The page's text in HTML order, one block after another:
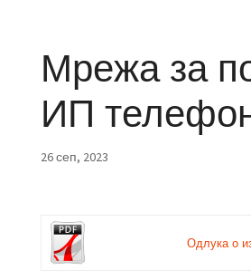
Мрежа за
ИП
26 сеп, 2023
Одлука о